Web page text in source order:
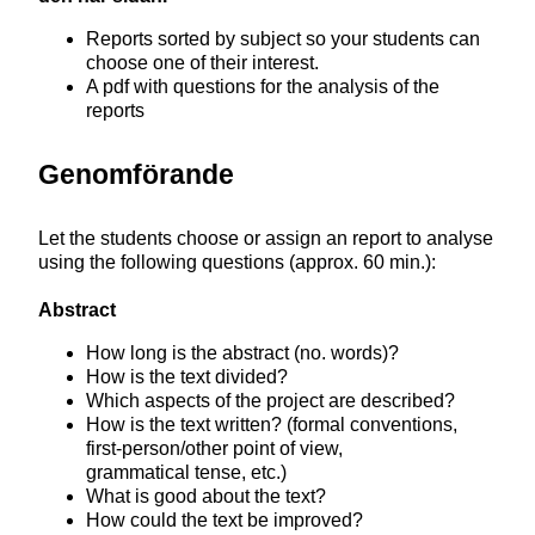
används inom högre studier.
Strategier för att överblicka och strukturera
innehåll från större textmängder eller längre
sekvenser av talat språk, till exempel genom att
det bärande innehållet.
Muntlig och skriftlig produktion och interaktion
med olika syften, där eleverna resonerar utifrån
olika perspektiv, argumenterar, utreder, ansöker
Reports sorted by subject so your students can
choose one of their interest.
A pdf with questions for the analysis of the
reports
Genomförande
Let the students choose or assign an report to analyse
using the following questions (approx. 60 min.):
Abstract
How long is the abstract (no. words)?
How is the text divided?
Which aspects of the project are described?
How is the text written? (formal conventions,
first-person/other point of view,
grammatical tense, etc.)
What is good about the text?
How could the text be improved?